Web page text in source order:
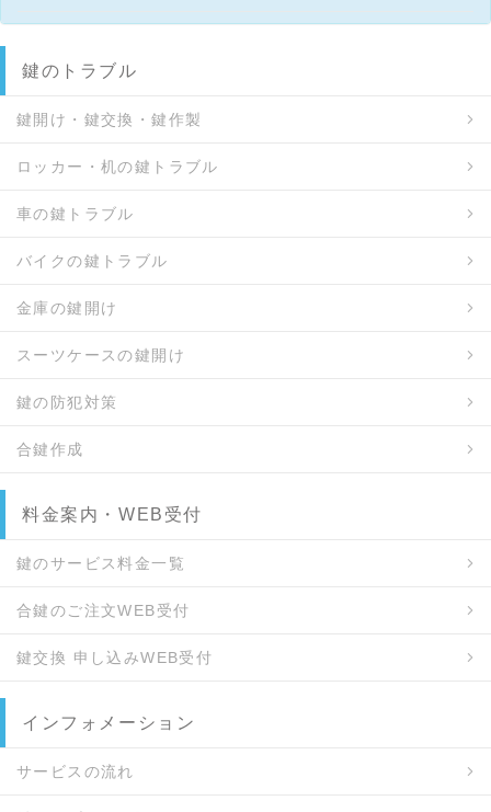
鍵のトラブル
鍵開け・鍵交換・鍵作製
ロッカー・机の鍵トラブル
車の鍵トラブル
バイクの鍵トラブル
金庫の鍵開け
スーツケースの鍵開け
鍵の防犯対策
合鍵作成
料金案内・WEB受付
鍵のサービス料金一覧
合鍵のご注文WEB受付
鍵交換 申し込みWEB受付
インフォメーション
サービスの流れ